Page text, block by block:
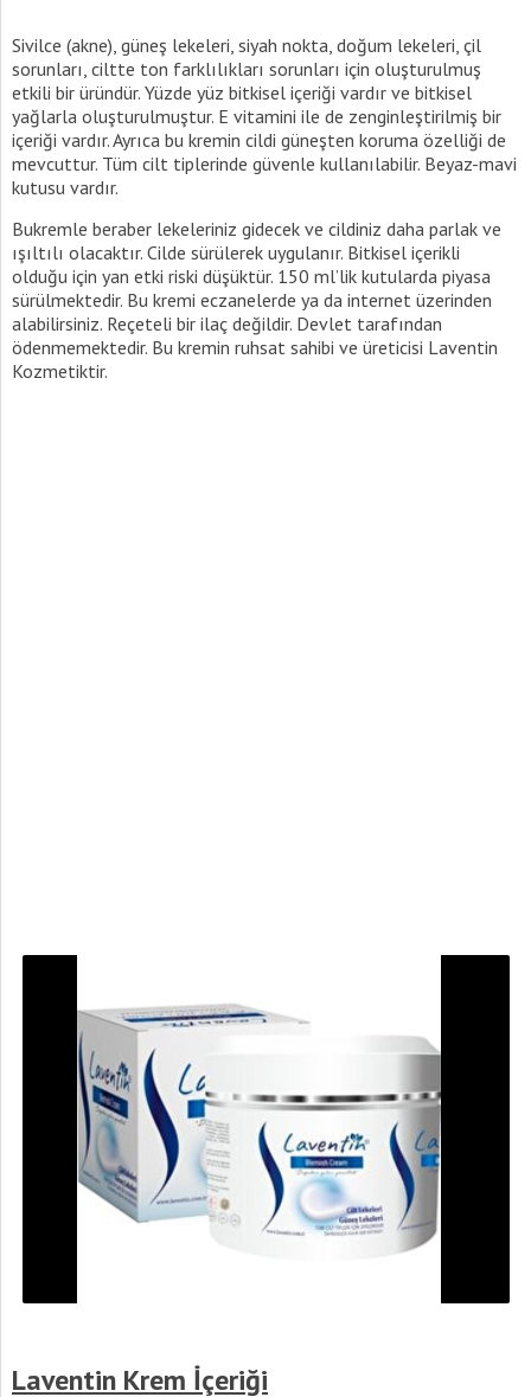
Sivilce (akne), güneş lekeleri, siyah nokta, doğum lekeleri, çil
sorunları, ciltte ton farklılıkları sorunları için oluşturulmuş
etkili bir üründür. Yüzde yüz bitkisel içeriği vardır ve bitkisel
yağlarla oluşturulmuştur. E vitamini ile de zenginleştirilmiş bir
içeriği vardır. Ayrıca bu kremin cildi güneşten koruma özelliği de
mevcuttur. Tüm cilt tiplerinde güvenle kullanılabilir. Beyaz-mavi
kutusu vardır.
Bukremle beraber lekeleriniz gidecek ve cildiniz daha parlak ve
ışıltılı olacaktır. Cilde sürülerek uygulanır. Bitkisel içerikli
olduğu için yan etki riski düşüktür. 150 ml’lik kutularda piyasa
sürülmektedir. Bu kremi eczanelerde ya da internet üzerinden
alabilirsiniz. Reçeteli bir ilaç değildir. Devlet tarafından
ödenmemektedir. Bu kremin ruhsat sahibi ve üreticisi Laventin
Kozmetiktir.
Laventin Krem İçeriği